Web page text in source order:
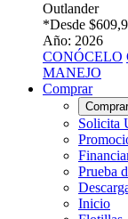
Outlander
*Desde
Año: 2026
CONÓCELO
MANEJO
Comprar
Comprar
Solicita
Prueba
Inicio